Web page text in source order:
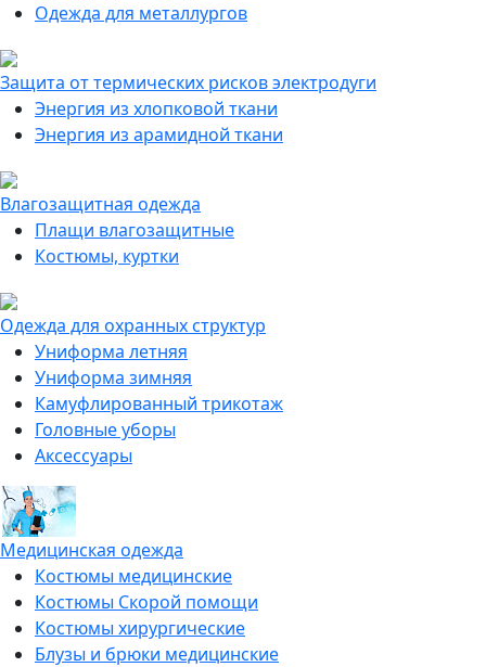
Одежда для металлургов
Защита от термических рисков электродуги
Энергия из хлопковой ткани
Энергия из арамидной ткани
Влагозащитная одежда
Плащи влагозащитные
Костюмы, куртки
Одежда для охранных структур
Униформа летняя
Униформа зимняя
Камуфлированный трикотаж
Головные уборы
Аксессуары
Медицинская одежда
Костюмы медицинские
Костюмы Скорой помощи
Костюмы хирургические
Блузы и брюки медицинские